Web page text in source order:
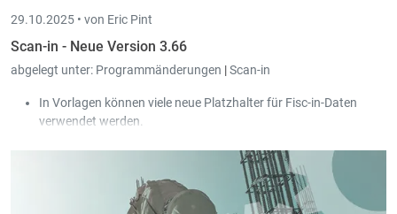
29.10.2025 • von Eric Pint
Scan-in - Neue Version 3.66
abgelegt unter: Programmänderungen |Scan-in
In Vorlagen können viele neue Platzhalter für Fisc-in-Daten
verwendet werden.
Neuer Dialog beim Auswählen der Gesellschaft, der auch die
Anzahl offener Dokumente anzeigt.